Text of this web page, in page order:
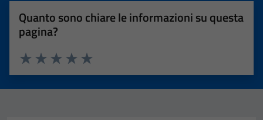
Quanto sono chiare le informazioni su questa
pagina?
Valuta 5 stelle su 5
Valuta 4 stelle su 5
Valuta 3 stelle su 5
Valuta 2 stelle su 5
Valuta 1 stelle su 5